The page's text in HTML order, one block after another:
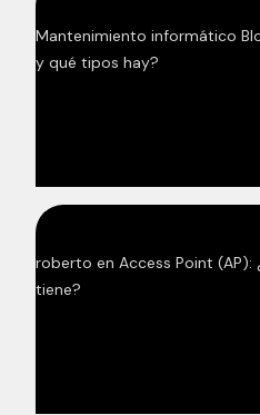
Mantenimiento informático
y qué tipos hay?
roberto en Access Point
tiene?